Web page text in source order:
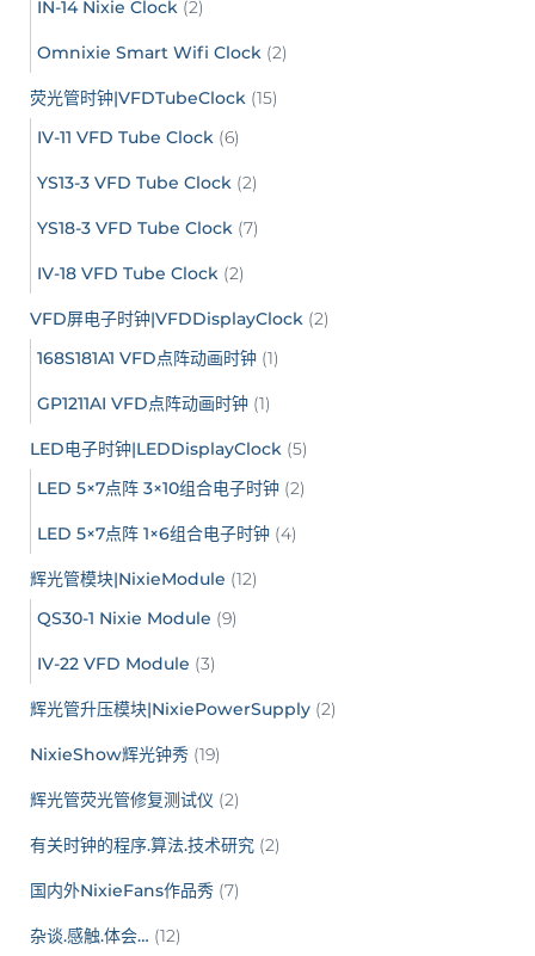
IN-14 Nixie Clock (2)
Omnixie Smart Wifi Clock (2)
荧光管时钟|VFDTubeClock (15)
IV-11 VFD Tube Clock (6)
YS13-3 VFD Tube Clock (2)
YS18-3 VFD Tube Clock (7)
IV-18 VFD Tube Clock (2)
VFD屏电子时钟|VFDDisplayClock (2)
168S181A1 VFD点阵动画时钟 (1)
GP1211AI VFD点阵动画时钟 (1)
LED电子时钟|LEDDisplayClock (5)
LED 5×7点阵 3×10组合电子时钟 (2)
LED 5×7点阵 1×6组合电子时钟 (4)
辉光管模块|NixieModule (12)
QS30-1 Nixie Module (9)
IV-22 VFD Module (3)
辉光管升压模块|NixiePowerSupply (2)
NixieShow辉光钟秀 (19)
辉光管荧光管修复测试仪 (2)
有关时钟的程序.算法.技术研究 (2)
国内外NixieFans作品秀 (7)
杂谈.感触.体会… (12)